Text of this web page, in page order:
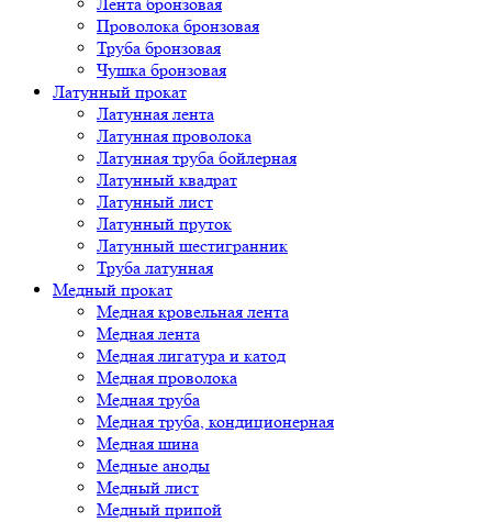
Проволока бронзовая
Труба бронзовая
Чушка бронзовая
Латунный прокат
Латунная лента
Латунная проволока
Латунная труба бойлерная
Латунный квадрат
Латунный лист
Латунный пруток
Латунный шестигранник
Труба латунная
Медный прокат
Медная кровельная лента
Медная лента
Медная лигатура и катод
Медная проволока
Медная труба
Медная труба, кондиционерная
Медная шина
Медные аноды
Медный лист
Медный припой